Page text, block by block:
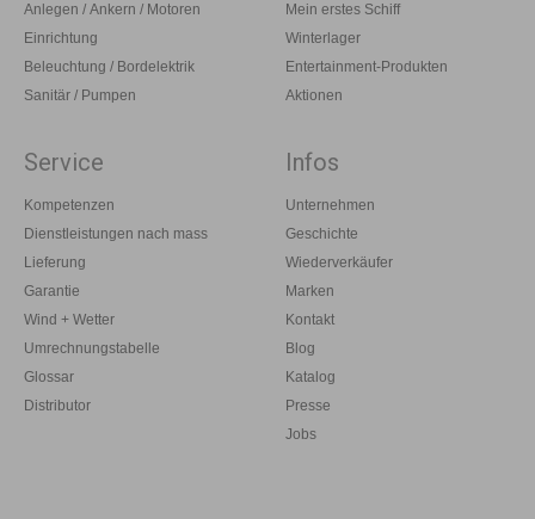
Anlegen / Ankern / Motoren
Einrichtung
Beleuchtung / Bordelektrik
Sanitär / Pumpen
Mein erstes Schiff
Winterlager
Entertainment-Produkten
Aktionen
Service
Kompetenzen
Dienstleistungen nach mass
Lieferung
Garantie
Wind + Wetter
Umrechnungstabelle
Glossar
Distributor
Infos
Unternehmen
Geschichte
Wiederverkäufer
Marken
Kontakt
Blog
Katalog
Presse
Jobs